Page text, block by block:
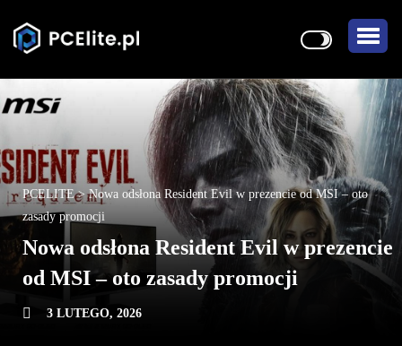
PCELITE>Nowa odsłona Resident Evil w prezencie od MSI – oto
zasady promocji
Nowa odsłona Resident Evil w prezencie
od MSI – oto zasady promocji
3 LUTEGO, 2026